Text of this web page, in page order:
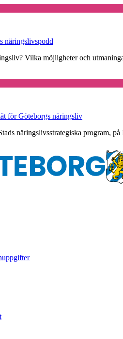
näringslivspodd
Vilka möjligheter och
för Göteborgs näringsliv
näringslivsstrategiska program,